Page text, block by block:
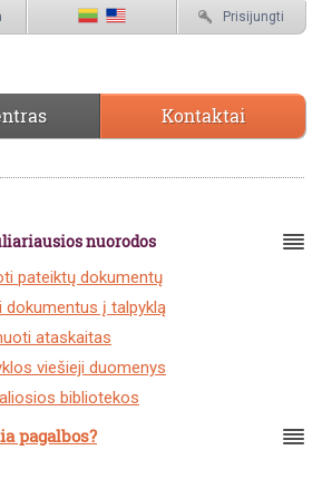
Prisijungti
Kontaktai
nuorodos
pateiktų dokumentų
dokumentus į talpyklą
ataskaitas
viešieji duomenys
bibliotekos
pagalbos?